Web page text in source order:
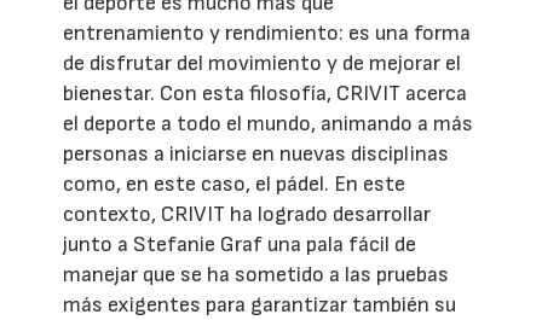
entrenamiento y rendimiento: es una forma
de disfrutar del movimiento y de mejorar el
bienestar. Con esta filosofía, CRIVIT acerca
el deporte a todo el mundo, animando a más
personas a iniciarse en nuevas disciplinas
como, en este caso, el pádel. En este
contexto, CRIVIT ha logrado desarrollar
junto a Stefanie Graf una pala fácil de
manejar que se ha sometido a las pruebas
más exigentes para garantizar también su